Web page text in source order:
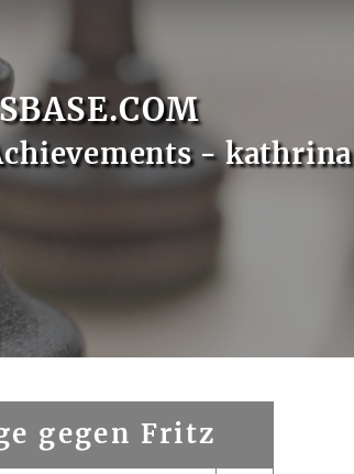
- kathrina
gegen Fritz